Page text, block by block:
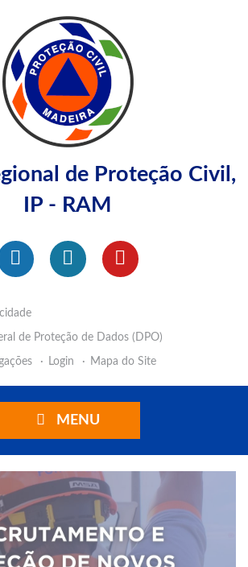
de Proteção Civil,
IP - RAM
de Proteção de Dados (DPO)
Login Mapa do Site
MENU